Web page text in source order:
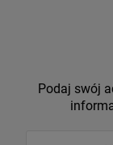
Podaj swój